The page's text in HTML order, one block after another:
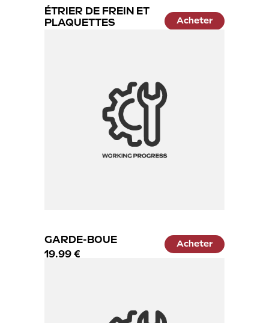
ÉTRIER DE FREIN ET
PLAQUETTES
Acheter
GARDE-BOUE
19.99 €
Acheter